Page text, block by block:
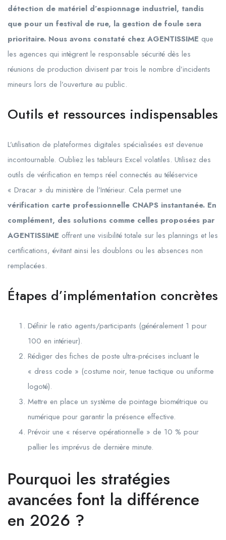
détection de matériel d’espionnage industriel, tandis
que pour un festival de rue, la gestion de foule sera
prioritaire. Nous avons constaté chez AGENTISSIME que
les agences qui intègrent le responsable sécurité dès les
réunions de production divisent par trois le nombre d’incidents
mineurs lors de l’ouverture au public.
Outils et ressources indispensables
L’utilisation de plateformes digitales spécialisées est devenue
incontournable. Oubliez les tableurs Excel volatiles. Utilisez des
outils de vérification en temps réel connectés au téléservice
« Dracar » du ministère de l’Intérieur. Cela permet une
vérification carte professionnelle CNAPS instantanée. En
complément, des solutions comme celles proposées par
AGENTISSIME offrent une visibilité totale sur les plannings et les
certifications, évitant ainsi les doublons ou les absences non
remplacées.
Étapes d’implémentation concrètes
Définir le ratio agents/participants (généralement 1 pour
100 en intérieur).
Rédiger des fiches de poste ultra-précises incluant le
« dress code » (costume noir, tenue tactique ou uniforme
logoté).
Mettre en place un système de pointage biométrique ou
numérique pour garantir la présence effective.
Prévoir une « réserve opérationnelle » de 10 % pour
pallier les imprévus de dernière minute.
Pourquoi les stratégies
avancées font la différence
en 2026 ?